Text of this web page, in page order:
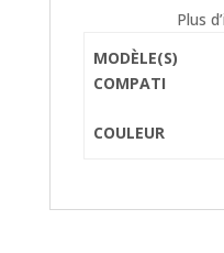
Plus
MODÈLE(S)
COMPATI
COULEUR